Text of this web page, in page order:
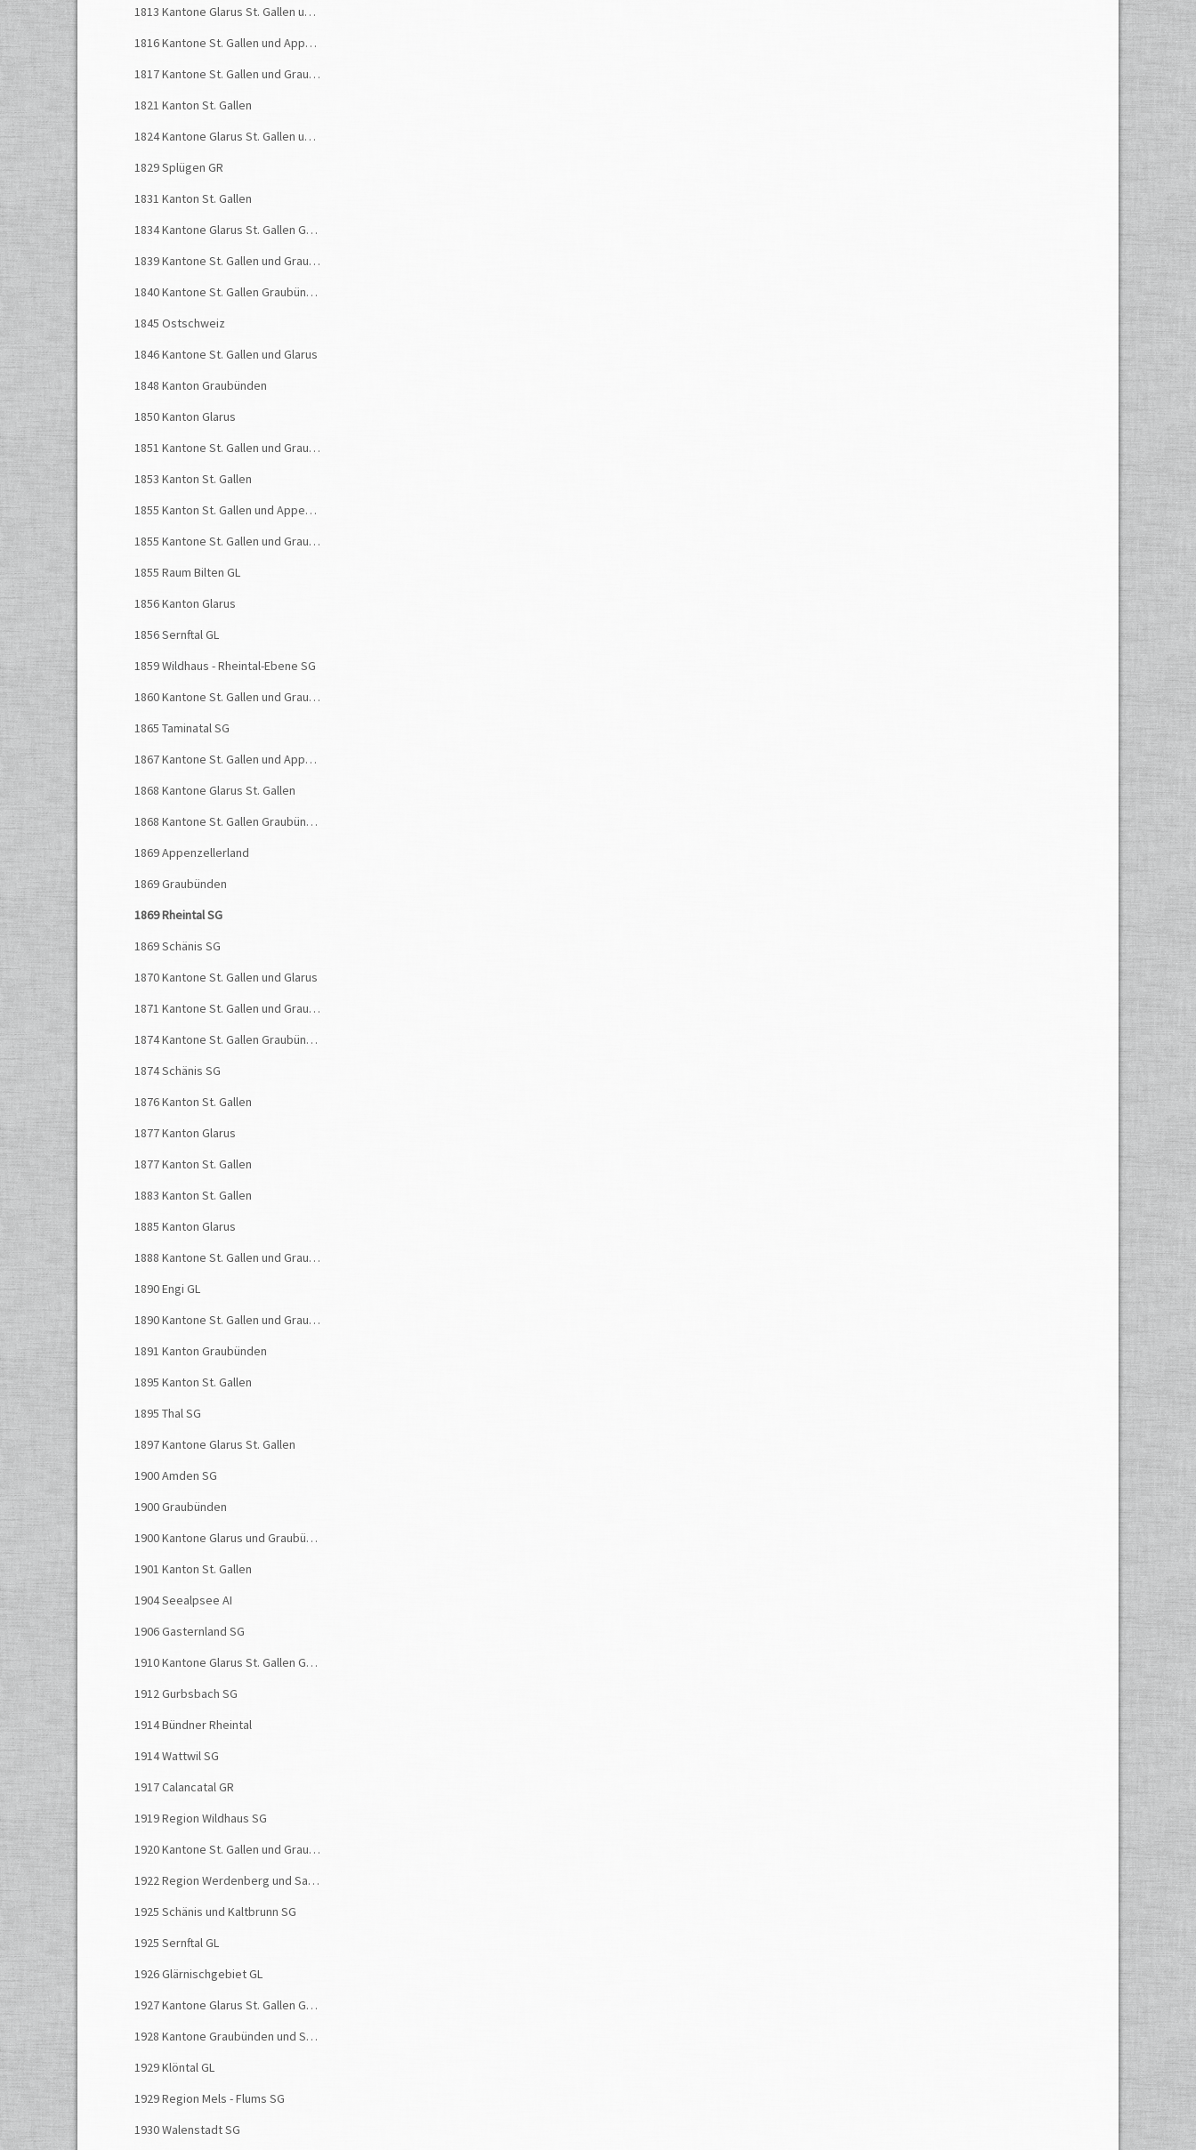
1813 Kantone Glarus St. Gallen und Graubünden
1816 Kantone St. Gallen und Appenzell
1817 Kantone St. Gallen und Graubünden
1821 Kanton St. Gallen
1824 Kantone Glarus St. Gallen und Graubünden
1829 Splügen GR
1831 Kanton St. Gallen
1834 Kantone Glarus St. Gallen Graubünden
1839 Kantone St. Gallen und Graubünden
1840 Kantone St. Gallen Graubünden Glarus
1845 Ostschweiz
1846 Kantone St. Gallen und Glarus
1848 Kanton Graubünden
1850 Kanton Glarus
1851 Kantone St. Gallen und Graubünden
1853 Kanton St. Gallen
1855 Kanton St. Gallen und Appenzellerland
1855 Kantone St. Gallen und Graubünden
1855 Raum Bilten GL
1856 Kanton Glarus
1856 Sernftal GL
1859 Wildhaus - Rheintal-Ebene SG
1860 Kantone St. Gallen und Graubünden
1865 Taminatal SG
1867 Kantone St. Gallen und Appenzell
1868 Kantone Glarus St. Gallen
1868 Kantone St. Gallen Graubünden
1869 Appenzellerland
1869 Graubünden
1869 Rheintal SG
1869 Schänis SG
1870 Kantone St. Gallen und Glarus
1871 Kantone St. Gallen und Graubünden
1874 Kantone St. Gallen Graubünden
1874 Schänis SG
1876 Kanton St. Gallen
1877 Kanton Glarus
1877 Kanton St. Gallen
1883 Kanton St. Gallen
1885 Kanton Glarus
1888 Kantone St. Gallen und Graubünden
1890 Engi GL
1890 Kantone St. Gallen und Graubünden
1891 Kanton Graubünden
1895 Kanton St. Gallen
1895 Thal SG
1897 Kantone Glarus St. Gallen
1900 Amden SG
1900 Graubünden
1900 Kantone Glarus und Graubünden
1901 Kanton St. Gallen
1904 Seealpsee AI
1906 Gasternland SG
1910 Kantone Glarus St. Gallen Graubünden
1912 Gurbsbach SG
1914 Bündner Rheintal
1914 Wattwil SG
1917 Calancatal GR
1919 Region Wildhaus SG
1920 Kantone St. Gallen und Graubünden
1922 Region Werdenberg und Sargans SG
1925 Schänis und Kaltbrunn SG
1925 Sernftal GL
1926 Glärnischgebiet GL
1927 Kantone Glarus St. Gallen Graubünden
1928 Kantone Graubünden und St. Gallen
1929 Klöntal GL
1929 Region Mels - Flums SG
1930 Walenstadt SG